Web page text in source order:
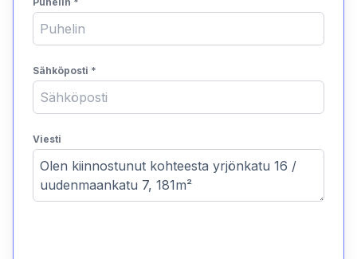
Sähköposti *
Viesti